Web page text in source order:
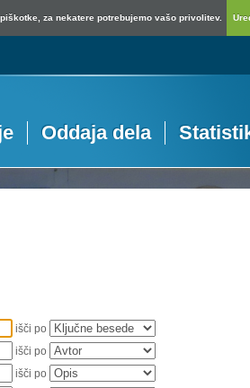
za nekatere potrebujemo vašo privolitev.
Oddaja dela
išči po
išči po
išči po